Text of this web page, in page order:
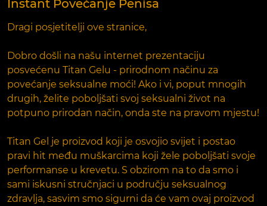
Instant Povećanje Penisa
Dragi posjetitelji ove stranice,
Dobro došli na našu internet prezentaciju
posvećenu Titan Gelu - prirodnom načinu za
povećanje seksualne moći! Ako i vi, poput mnogih
drugih, želite poboljšati svoj seksualni život na
potpuno prirodan način, onda ste na pravom mjestu!
Titan Gel je proizvod koji je osvojio svijet i postao
pravi hit među muškarcima koji žele poboljšati svoje
performanse u krevetu. S obzirom na to da smo i
sami iskusni stručnjaci u području seksualnog
zdravlja, sasvim smo sigurni da će vam ovaj proizvod